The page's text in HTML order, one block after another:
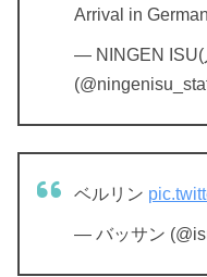
Arrival in
— NINGEN ISU(
ベルリン
— バッサン